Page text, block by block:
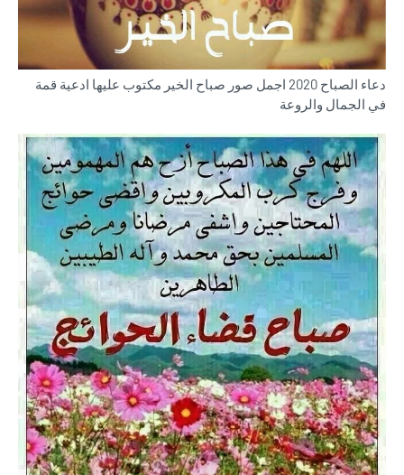
دعاء الصباح 2020 اجمل صور صباح الخير مكتوب عليها ادعية قمة
في الجمال والروعة